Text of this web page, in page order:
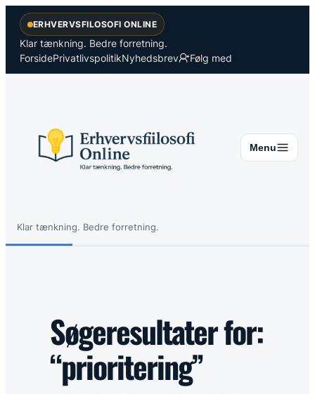
Spring
indhold
ERHVERVSFILOSOFI ONLINE
Klar tænkning. Bedre forretning.
ForsidePrivatlivspolitikNyhedsbrev Følg med
Menu
Klar tænkning. Bedre forretning.
I fritiden
I hjemmeøkonomien
Søgeresultater for:
“prioritering”